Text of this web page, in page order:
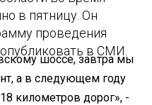
в пятницу. Он
проведения
в СМИ.
шоссе, завтра мы
а в следующем году
километров дорог», -